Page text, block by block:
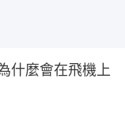
什麼會在飛機上